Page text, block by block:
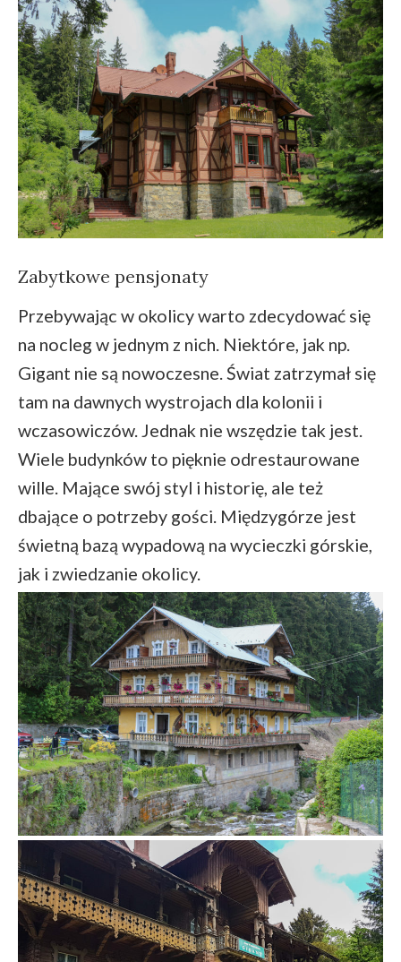
Zabytkowe pensjonaty
Przebywając w okolicy warto zdecydować się
na nocleg w jednym z nich. Niektóre, jak np.
Gigant nie są nowoczesne. Świat zatrzymał się
tam na dawnych wystrojach dla kolonii i
wczasowiczów. Jednak nie wszędzie tak jest.
Wiele budynków to pięknie odrestaurowane
wille. Mające swój styl i historię, ale też
dbające o potrzeby gości. Międzygórze jest
świetną bazą wypadową na wycieczki górskie,
jak i zwiedzanie okolicy.